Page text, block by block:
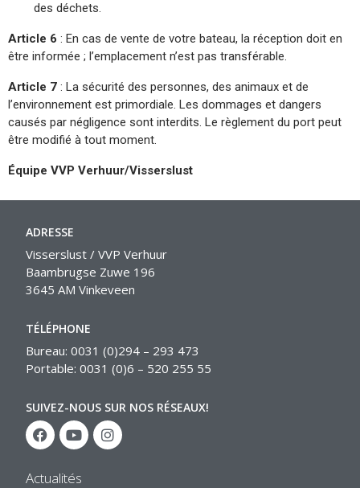
des déchets.
Article 6 : En cas de vente de votre bateau, la réception doit en
être informée ; l’emplacement n’est pas transférable.
Article 7 : La sécurité des personnes, des animaux et de
l’environnement est primordiale. Les dommages et dangers
causés par négligence sont interdits. Le règlement du port peut
être modifié à tout moment.
Équipe VVP Verhuur/Visserslust
ADRESSE
Visserslust / VVP Verhuur
Baambrugse Zuwe 196
3645 AM Vinkeveen
TÉLÉPHONE
Bureau: 0031 (0)294 – 293 473
Portable: 0031 (0)6 – 520 255 55
SUIVEZ-NOUS SUR NOS RÉSEAUX!
Actualités